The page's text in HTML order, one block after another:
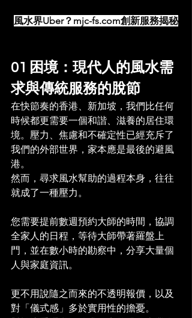
風水界Uber？mjc-fs.com創新服務揭秘
01 困境：現代人的風水需
求與傳統服務的脫節
在快節奏的香港、新加坡，我們比任何
時候都更需要一個和諧、滋養的居住環
境。壓力、焦慮和不確定性已經充斥了
我們的外部世界，家本應是最後的避風
港。
然而，尋求風水幫助的過程本身，往往
就成了一種壓力。
您需要提前數週預約大師的時間，協調
全家人的日程，等待大師帶著羅盤上
門，並在數小時的勘察中，分享大量個
人與家庭資訊。
更不用說隨之而來的不透明報價，以及
對「儀式感」多於實用性的擔憂。